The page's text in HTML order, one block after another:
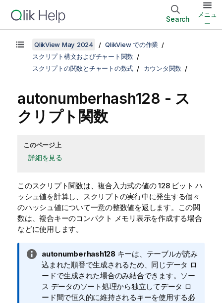
Search
メニュ
ー
QlikView May 2024
QlikView での作業
スクリプト構文およびチャート関数
スクリプトの関数とチャートの数式
カウンタ関数
autonumberhash128 - ス
クリプト関数
このページ上
詳細を見る
このスクリプト関数は、複合入力式の値の 128 ビット ハ
ッシュ値を計算し、スクリプトの実行中に発生する個々
のハッシュ値について一意の整数値を返します。この関
数は、複合キーのコンパクト メモリ表示を作成する場合
などに使用します。
情
報
メ
モ
autonumberhash128キーは、テーブルが読み
込まれた順番で生成されるため、同じデータ ロ
ードで生成された場合のみ結合できます。ソー
ス データのソート処理から独立してデータ ロ
ード間で恒久的に維持されるキーを使用する必